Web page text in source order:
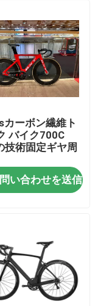
ム
カーボン繊維ト
バイク700C
技術固定ギヤ周
い合わせを送信